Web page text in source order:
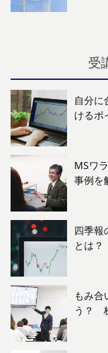
受
自分に
けるポ
MSワ
事例を
四季報
とは？
もみ合
う？